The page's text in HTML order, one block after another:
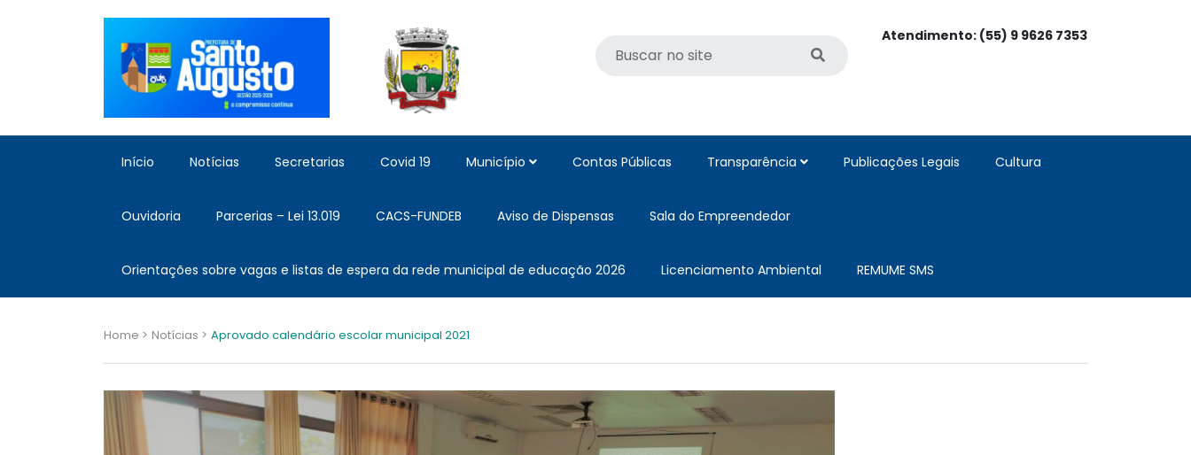
Atendimento: (55) 9 9626 7353
Início Notícias Secretarias Covid 19 Município Contas Públicas Transparência Publicações Legais Cultura
Ouvidoria Parcerias – Lei 13.019 CACS-FUNDEB Aviso de Dispensas Sala do Empreendedor
Orientações sobre vagas e listas de espera da rede municipal de educação 2026 Licenciamento Ambiental REMUME SMS
Home > Notícias > Aprovado calendário escolar municipal 2021